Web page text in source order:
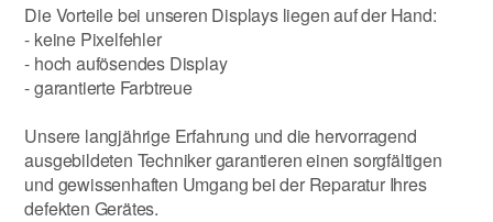
Die Vorteile bei unseren Displays liegen auf der Hand:
- keine Pixelfehler
- hoch aufösendes Display
- garantierte Farbtreue
Unsere langjährige Erfahrung und die hervorragend
ausgebildeten Techniker garantieren einen sorgfältigen
und gewissenhaften Umgang bei der Reparatur Ihres
defekten Gerätes.